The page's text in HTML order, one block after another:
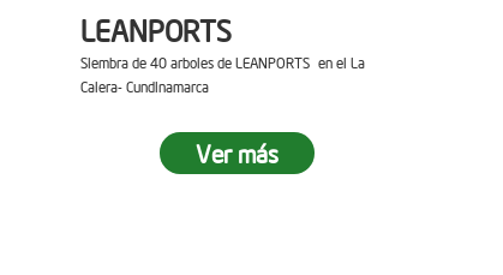
LEANPORTS
Siembra de 40 arboles de LEANPORTS en el La
Calera- Cundinamarca
Ver más